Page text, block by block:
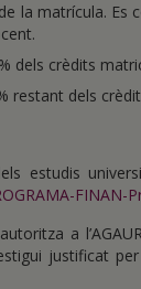
la matrícula. Es
dels crèdits
restant dels
estudis
FINAN-
a
justificat